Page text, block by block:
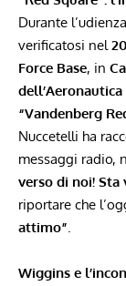
Durante
verificatosi nel
Force Base, in
“Vandenberg
Nuccetelli ha
messaggi radio,
verso di noi!
riportare che
attimo”.
Wiggins e